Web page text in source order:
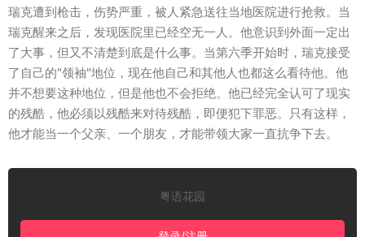
瑞克遭到枪击，伤势严重，被人紧急送往当地医院进行抢救。当
瑞克醒来之后，发现医院里已经空无一人。他意识到外面一定出
了大事，但又不清楚到底是什么事。当第六季开始时，瑞克接受
了自己的"领袖"地位，现在他自己和其他人也都这么看待他。他
并不想要这种地位，但是他也不会拒绝。他已经完全认可了现实
的残酷，他必须以残酷来对待残酷，即便犯下罪恶。只有这样，
他才能当一个父亲、一个朋友，才能带领大家一直抗争下去。
粤语花园